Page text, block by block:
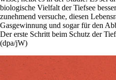
biologische Vielfalt der Tiefsee
zunehmend versuche, diesen
Gasgewinnung und sogar für den
Der erste Schritt beim Schutz der
(dpa/jW)